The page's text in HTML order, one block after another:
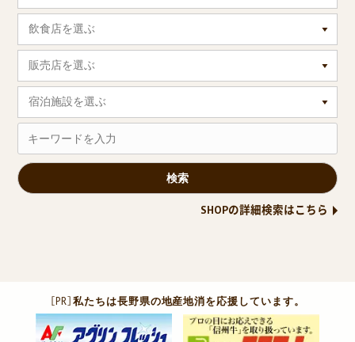
飲食店を選ぶ
販売店を選ぶ
宿泊施設を選ぶ
SHOPの詳細検索はこちら
［PR］私たちは長野県の地産地消を応援しています。